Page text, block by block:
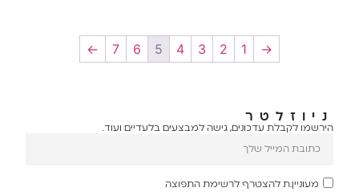
→
1
2
3
4
5
6
7
←
ניוזלטר
הירשמו לקבלת עדכונים, גישה למבצעים בלעדיים ועוד.
מעוניין.ת להצטרף לרשימת התפוצה